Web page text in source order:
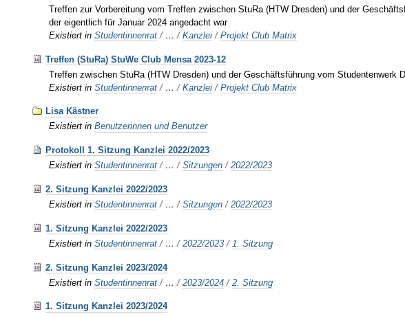
Treffen zur Vorbereitung vom Treffen zwischen StuRa (HTW Dresden) und der
der eigentlich für Januar 2024 angedacht war
Existiert in Studentinnenrat / …/Kanzlei /Projekt Club Matrix
Treffen (StuRa) StuWe Club Mensa 2023-12
Treffen zwischen StuRa (HTW Dresden) und der Geschäftsführung vom
Existiert in Studentinnenrat / …/Kanzlei /Projekt Club Matrix
Lisa Kästner
Existiert in Benutzerinnen und Benutzer
Protokoll 1. Sitzung Kanzlei 2022/2023
Existiert in Studentinnenrat / …/Sitzungen /2022/2023
2. Sitzung Kanzlei 2022/2023
Existiert in Studentinnenrat / …/Sitzungen /2022/2023
1. Sitzung Kanzlei 2022/2023
Existiert in Studentinnenrat / …/2022/2023 / 1. Sitzung
2. Sitzung Kanzlei 2023/2024
Existiert in Studentinnenrat / …/2023/2024 /2. Sitzung
1. Sitzung Kanzlei 2023/2024